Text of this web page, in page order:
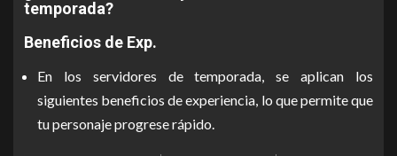
temporada?
Beneficios de Exp.
En los servidores de temporada, se aplican los
siguientes beneficios de experiencia, lo que permite que
tu personaje progrese rápido.